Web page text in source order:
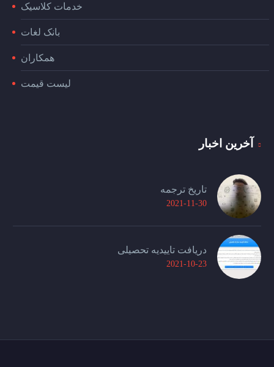
خدمات کلاسیک
بانک لغات
همکاران
لیست قیمت
آخرین اخبار
تاریخ ترجمه
2021-11-30
دریافت تاییدیه تحصیلی
2021-10-23